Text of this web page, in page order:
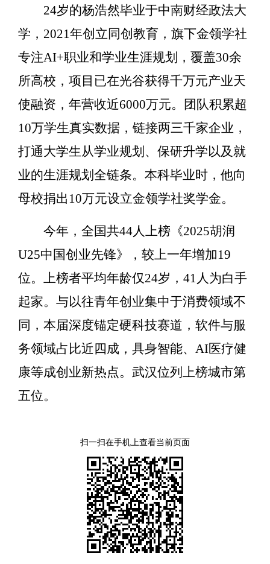
24岁的杨浩然毕业于中南财经政法大
学，2021年创立同创教育，旗下金领学社
专注AI+职业和学业生涯规划，覆盖30余
所高校，项目已在光谷获得千万元产业天
使融资，年营收近6000万元。团队积累超
10万学生真实数据，链接两三千家企业，
打通大学生从学业规划、保研升学以及就
业的生涯规划全链条。本科毕业时，他向
母校捐出10万元设立金领学社奖学金。
今年，全国共44人上榜《2025胡润
U25中国创业先锋》，较上一年增加19
位。上榜者平均年龄仅24岁，41人为白手
起家。与以往青年创业集中于消费领域不
同，本届深度锚定硬科技赛道，软件与服
务领域占比近四成，具身智能、AI医疗健
康等成创业新热点。武汉位列上榜城市第
五位。
扫一扫在手机上查看当前页面